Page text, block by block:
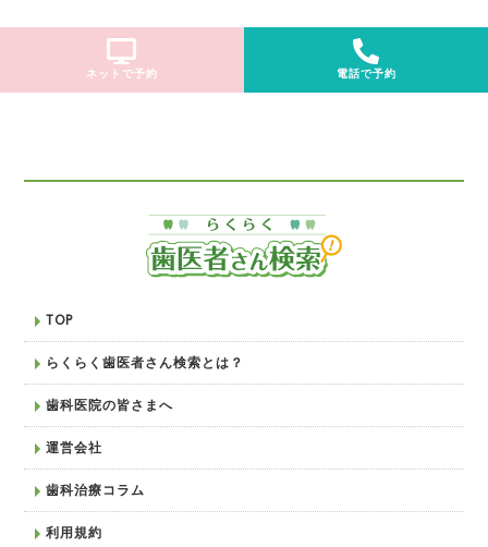
ネットで予約 電話で予約
TOP
らくらく歯医者さん検索とは？
歯科医院の皆さまへ
運営会社
歯科治療コラム
利用規約